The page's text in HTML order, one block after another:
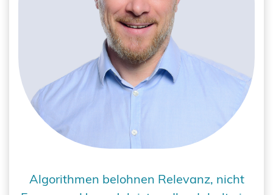
Algorithmen belohnen Relevanz, nicht